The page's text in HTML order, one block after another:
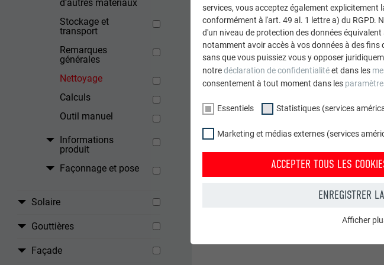
d’autres matériaux
Stockage et
transport
Remarques
générales
Nettoyage
Calculs
Outil manuel
Informations
produit
Façonnage et pose
Solaire
Gouttières
Façade
RETOUR
services, vous acceptez également explicitement
conformément à l'art. 49 al. 1 lettre a) du RGPD.
d'un niveau de protection des données
notamment avoir accès à vos données à des
sans que vous puissiez vous y opposer
notredéclaration de confidentialitéet dans les
consentement à tout moment dans les
Essentiels Statistiques (services
Marketing et médias externes (services
ACCEPTER TOUS LES
ENREGISTRER
Afficher